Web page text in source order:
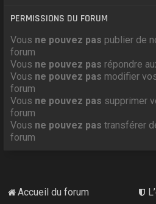
PERMISSIONS DU FORUM
Vous ne pouvez pas publier de
forum
Vous ne pouvez pas répondre
Vous ne pouvez pas modifier
forum
Vous ne pouvez pas supprimer
forum
Vous ne pouvez pas transférer
forum
Accueil du forum